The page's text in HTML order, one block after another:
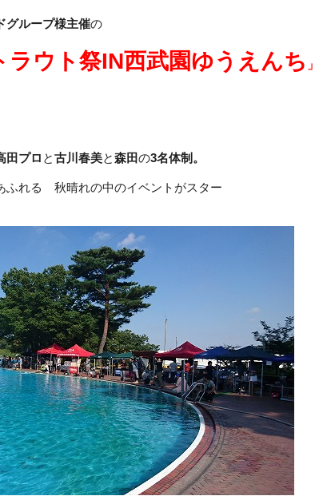
グループ様主催の
ウト祭IN西武園ゆうえんち 」
田プロ と古川春美と森田の3名体制。
れる 秋晴れの中のイベントがスター